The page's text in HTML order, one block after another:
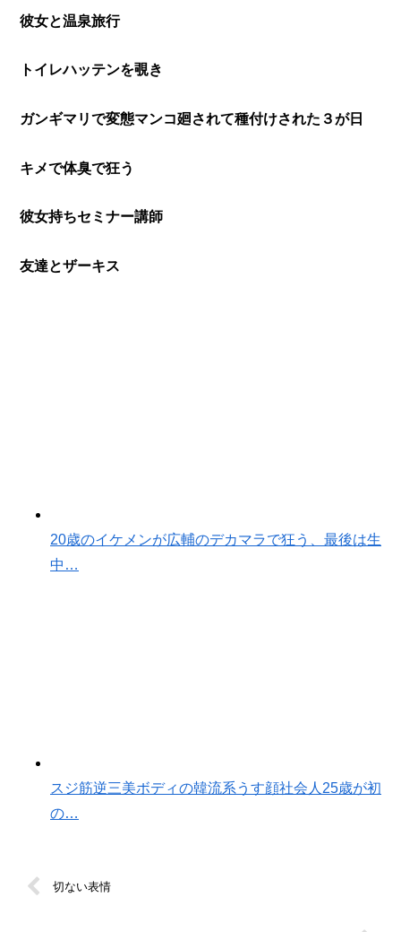
彼女と温泉旅行
トイレハッテンを覗き
ガンギマリで変態マンコ廻されて種付けされた３が日
キメで体臭で狂う
彼女持ちセミナー講師
友達とザーキス
20歳のイケメンが広輔のデカマラで狂う、最後は生
中…
スジ筋逆三美ボディの韓流系うす顔社会人25歳が初
の…
切ない表情